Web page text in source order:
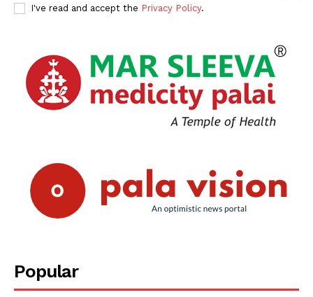
I've read and accept the Privacy Policy.
Popular